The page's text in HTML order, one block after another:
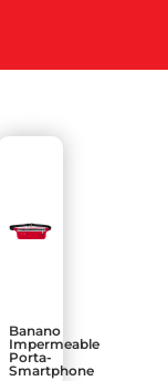
Banano
Impermeable
Porta-
Smartphone